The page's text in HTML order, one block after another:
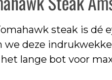
steak is dé
we deze
lange bot voor